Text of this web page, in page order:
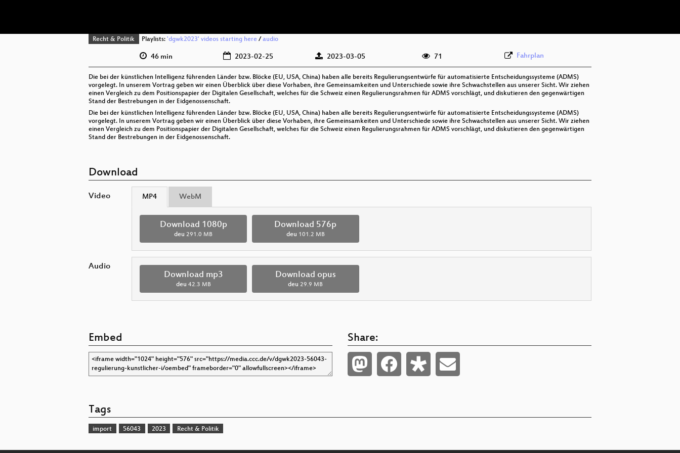
Recht & Politik Playlists: 'dgwk2023' videos starting here/ audio
46 min 2023-02-25 2023-03-05 71 Fahrplan
Die bei der künstlichen Intelligenz führenden Länder bzw. Blöcke (EU, USA, China) haben alle bereits Regulierungsentwürfe für automatisierte Entscheidungssysteme (ADMS)
vorgelegt. In unserem Vortrag geben wir einen Überblick über diese Vorhaben, ihre Gemeinsamkeiten und Unterschiede sowie ihre Schwachstellen aus unserer Sicht. Wir ziehen
einen Vergleich zu dem Positionspapier der Digitalen Gesellschaft, welches für die Schweiz einen Regulierungsrahmen für ADMS vorschlägt, und diskutieren den gegenwärtigen
Stand der Bestrebungen in der Eidgenossenschaft.
Die bei der künstlichen Intelligenz führenden Länder bzw. Blöcke (EU, USA, China) haben alle bereits Regulierungsentwürfe für automatisierte Entscheidungssysteme (ADMS)
vorgelegt. In unserem Vortrag geben wir einen Überblick über diese Vorhaben, ihre Gemeinsamkeiten und Unterschiede sowie ihre Schwachstellen aus unserer Sicht. Wir ziehen
einen Vergleich zu dem Positionspapier der Digitalen Gesellschaft, welches für die Schweiz einen Regulierungsrahmen für ADMS vorschlägt, und diskutieren den gegenwärtigen
Stand der Bestrebungen in der Eidgenossenschaft.
Download
Video MP4 WebM
Download 1080p
deu 291.0 MB
Download 576p
deu 101.2 MB
Audio
Download mp3
deu 42.3 MB
Download opus
deu 29.9 MB
Embed Share:
Tags
import 56043 2023 Recht & Politik